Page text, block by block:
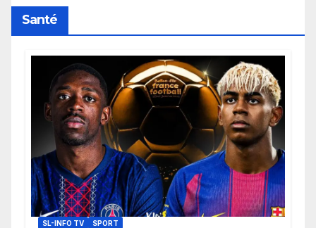
Santé
SL-INFO TV SPORT